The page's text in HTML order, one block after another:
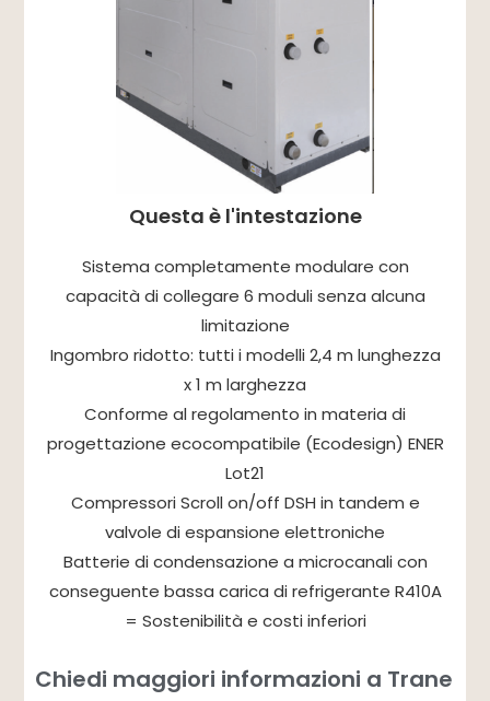
Questa è l'intestazione
Sistema completamente modulare con
capacità di collegare 6 moduli senza alcuna
limitazione
Ingombro ridotto: tutti i modelli 2,4 m lunghezza
x 1 m larghezza
Conforme al regolamento in materia di
progettazione ecocompatibile (Ecodesign) ENER
Lot21
Compressori Scroll on/off DSH in tandem e
valvole di espansione elettroniche
Batterie di condensazione a microcanali con
conseguente bassa carica di refrigerante R410A
= Sostenibilità e costi inferiori
Chiedi maggiori informazioni a Trane